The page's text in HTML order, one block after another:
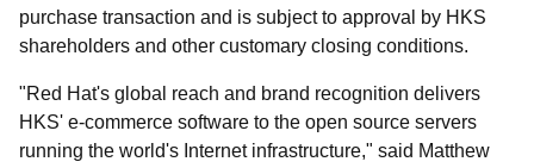
purchase transaction and is subject to approval by HKS
shareholders and other customary closing conditions.
"Red Hat's global reach and brand recognition delivers
HKS' e-commerce software to the open source servers
running the world's Internet infrastructure," said Matthew